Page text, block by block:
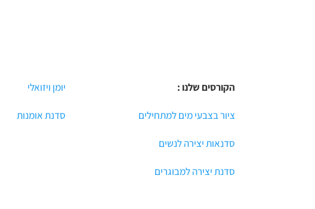
יומן ויזואלי
סדנת אומנות
הקורסים שלנו :
ציור בצבעי מים למתחילים
סדנאות יצירה לנשים
סדנת יצירה למבוגרים